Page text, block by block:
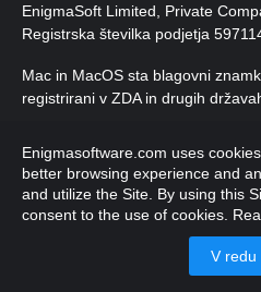
EnigmaSoft Limited, Private
Registrska številka podjetja
Mac in MacOS sta blagovni
registrirani v ZDA in drugih
pridržane.
Enigmasoftware.com uses
better browsing experience and
and utilize the Site. By using this
consent to the use of cookies.